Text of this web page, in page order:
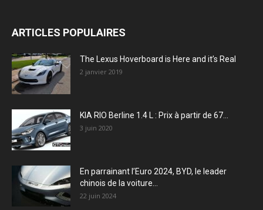
ARTICLES POPULAIRES
The Lexus Hoverboard is Here and it’s Real
2 janvier 2019
KIA RIO Berline 1.4 L : Prix à partir de 67...
3 juin 2020
En parrainant l’Euro 2024, BYD, le leader
chinois de la voiture...
22 juin 2024